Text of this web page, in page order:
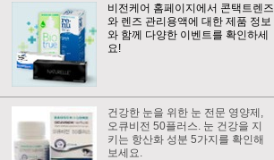
비전케어 홈페이지에서 콘택트렌즈
와 렌즈 관리용액에 대한 제품 정보
와 함께 다양한 이벤트를 확인하세
요!
건강한 눈을 위한 눈 전문 영양제,
오큐비전 50플러스. 눈 건강을 지
키는 항산화 성분 5가지를 확인해
보세요.